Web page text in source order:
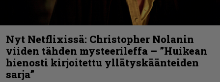
Nyt Netflixissä: Christopher Nolanin
viiden tähden mysteerileffa – ”Huikean
hienosti kirjoitettu yllätyskäänteiden
sarja”